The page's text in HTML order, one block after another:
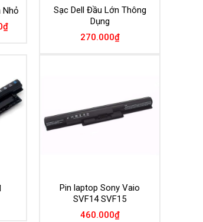
Nhỏ
₫Giá
hiện
Sạc Dell Đầu Lớn Thông
Dụng
270.000₫
Pin laptop Sony Vaio
SVF14 SVF15
460.000₫